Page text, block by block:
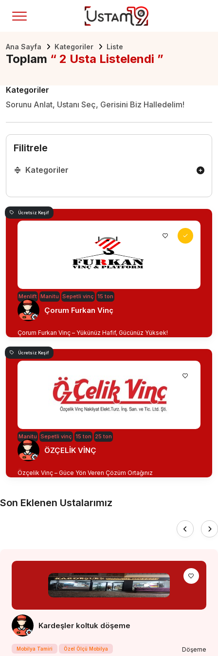
Ana Sayfa Kategoriler Liste
Toplam “ 2 Usta Listelendi ”
Kategoriler
Sorunu Anlat, Ustanı Seç, Gerisini Biz Halledelim!
Filitrele
Kategoriler
Ücretsiz Keşif
Menlift Manitu Sepetli vinç 15 ton
Çorum Furkan Vinç
Çorum Furkan Vinç – Yükünüz Hafif, Gücünüz Yüksek!
Ücretsiz Keşif
Manitu Sepetli vinç 15 ton 25 ton
ÖZÇELİK VİNÇ
Özçelik Vinç – Güce Yön Veren Çözüm Ortağınız
Son Eklenen Ustalarımız
Kardeşler koltuk döşeme
Mobilya Tamiri Özel Ölçü Mobilya Döşeme